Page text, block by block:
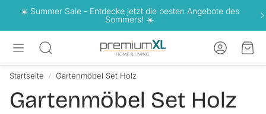
☀️ Summer Sale - Entdecke jetzt die besten Angebote des
Sommers! ☀️
Suche
Konto
Startseite Gartenmöbel Set Holz
Gartenmöbel Set Holz